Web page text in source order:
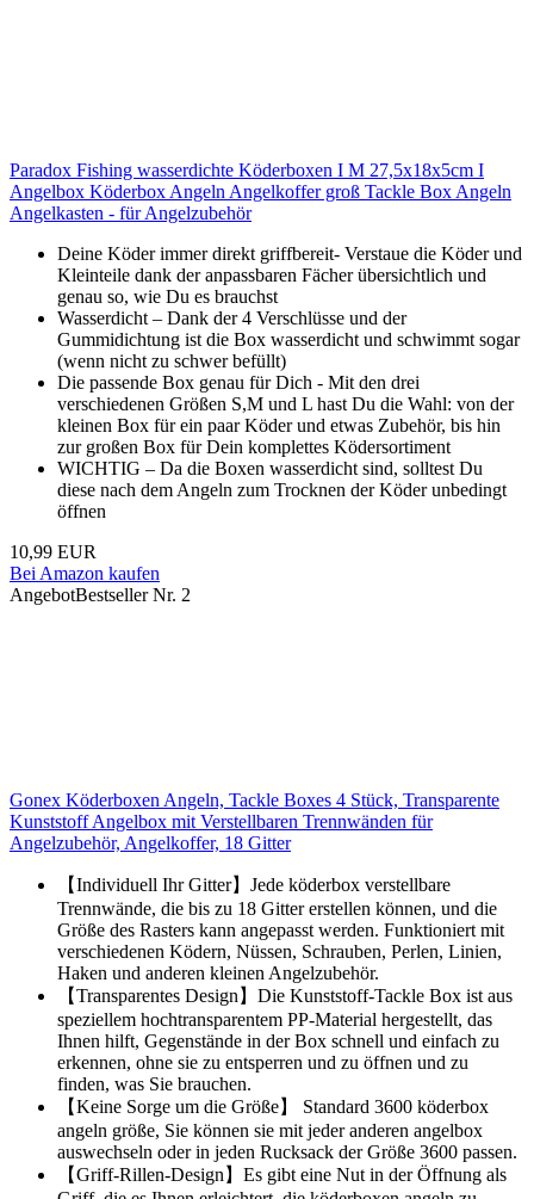
Paradox Fishing wasserdichte Köderboxen I M 27,5x18x5cm I
Angelbox Köderbox Angeln Angelkoffer groß Tackle Box Angeln
Angelkasten - für Angelzubehör
Deine Köder immer direkt griffbereit- Verstaue die Köder und
Kleinteile dank der anpassbaren Fächer übersichtlich und
genau so, wie Du es brauchst
Wasserdicht – Dank der 4 Verschlüsse und der
Gummidichtung ist die Box wasserdicht und schwimmt sogar
(wenn nicht zu schwer befüllt)
Die passende Box genau für Dich - Mit den drei
verschiedenen Größen S,M und L hast Du die Wahl: von der
kleinen Box für ein paar Köder und etwas Zubehör, bis hin
zur großen Box für Dein komplettes Ködersortiment
WICHTIG – Da die Boxen wasserdicht sind, solltest Du
diese nach dem Angeln zum Trocknen der Köder unbedingt
öffnen
10,99 EUR
Bei Amazon kaufen
AngebotBestseller Nr. 2
Gonex Köderboxen Angeln, Tackle Boxes 4 Stück, Transparente
Kunststoff Angelbox mit Verstellbaren Trennwänden für
Angelzubehör, Angelkoffer, 18 Gitter
【Individuell Ihr Gitter】Jede köderbox verstellbare
Trennwände, die bis zu 18 Gitter erstellen können, und die
Größe des Rasters kann angepasst werden. Funktioniert mit
verschiedenen Ködern, Nüssen, Schrauben, Perlen, Linien,
Haken und anderen kleinen Angelzubehör.
【Transparentes Design】Die Kunststoff-Tackle Box ist aus
speziellem hochtransparentem PP-Material hergestellt, das
Ihnen hilft, Gegenstände in der Box schnell und einfach zu
erkennen, ohne sie zu entsperren und zu öffnen und zu
finden, was Sie brauchen.
【Keine Sorge um die Größe】 Standard 3600 köderbox
angeln größe, Sie können sie mit jeder anderen angelbox
auswechseln oder in jeden Rucksack der Größe 3600 passen.
【Griff-Rillen-Design】Es gibt eine Nut in der Öffnung als